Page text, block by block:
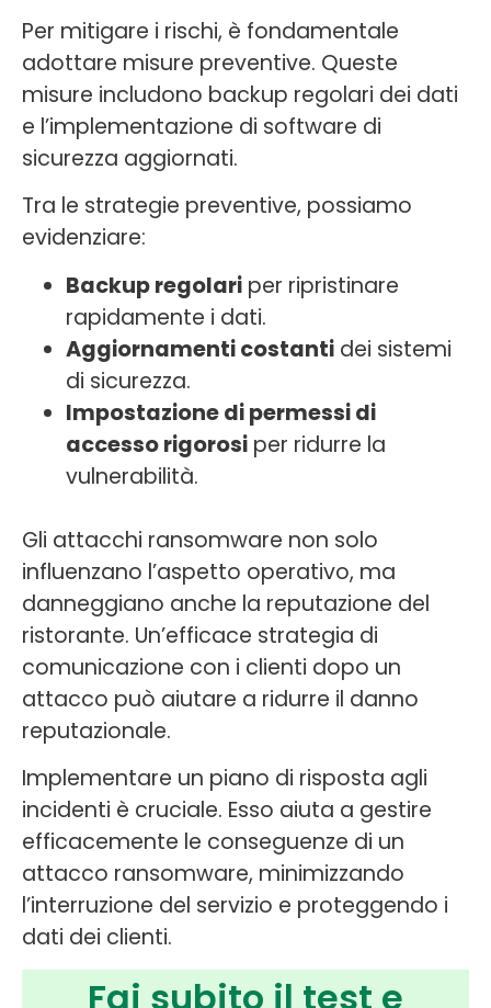
Per mitigare i rischi, è fondamentale
adottare misure preventive. Queste
misure includono backup regolari dei dati
e l’implementazione di software di
sicurezza aggiornati.
Tra le strategie preventive, possiamo
evidenziare:
Backup regolari per ripristinare
rapidamente i dati.
Aggiornamenti costanti dei sistemi
di sicurezza.
Impostazione di permessi di
accesso rigorosi per ridurre la
vulnerabilità.
Gli attacchi ransomware non solo
influenzano l’aspetto operativo, ma
danneggiano anche la reputazione del
ristorante. Un’efficace strategia di
comunicazione con i clienti dopo un
attacco può aiutare a ridurre il danno
reputazionale.
Implementare un piano di risposta agli
incidenti è cruciale. Esso aiuta a gestire
efficacemente le conseguenze di un
attacco ransomware, minimizzando
l’interruzione del servizio e proteggendo i
dati dei clienti.
Fai subito il test e